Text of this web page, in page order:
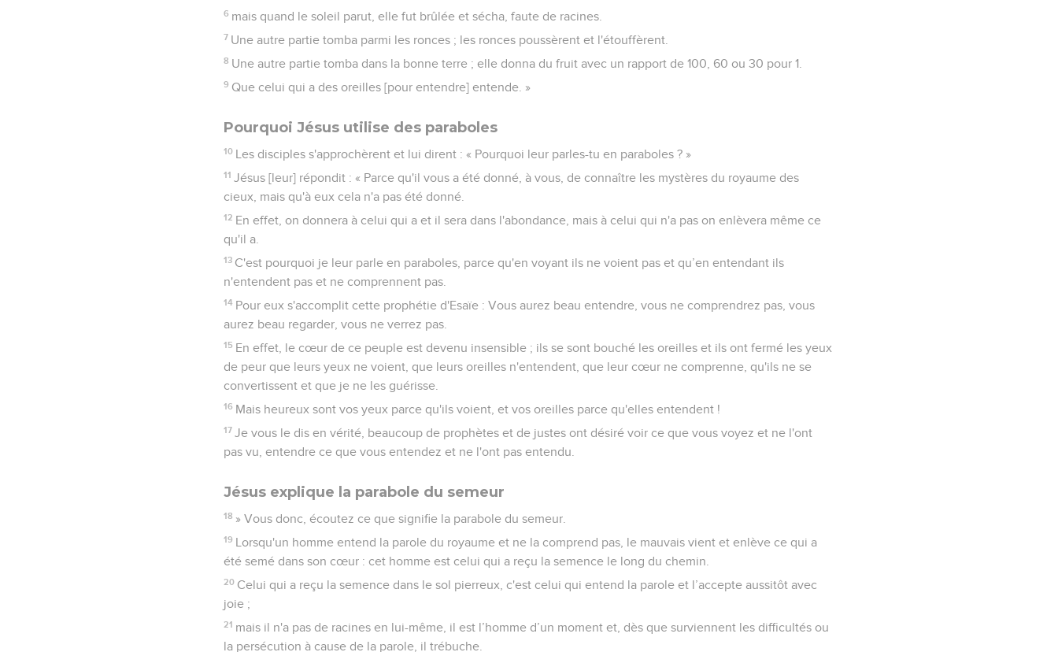
6 mais quand le soleil parut, elle fut brûlée et sécha, faute de racines.
7 Une autre partie tomba parmi les ronces ; les ronces poussèrent et l'étouffèrent.
8 Une autre partie tomba dans la bonne terre ; elle donna du fruit avec un rapport de 100, 60 ou 30 pour 1.
9 Que celui qui a des oreilles [pour entendre] entende. »
Pourquoi Jésus utilise des paraboles
10 Les disciples s'approchèrent et lui dirent : « Pourquoi leur parles-tu en paraboles ? »
11 Jésus [leur] répondit : « Parce qu'il vous a été donné, à vous, de connaître les mystères du royaume des
cieux, mais qu'à eux cela n'a pas été donné.
12 En effet, on donnera à celui qui a et il sera dans l'abondance, mais à celui qui n'a pas on enlèvera même ce
qu'il a.
13 C'est pourquoi je leur parle en paraboles, parce qu'en voyant ils ne voient pas et qu’en entendant ils
n'entendent pas et ne comprennent pas.
14 Pour eux s'accomplit cette prophétie d'Esaïe : Vous aurez beau entendre, vous ne comprendrez pas, vous
aurez beau regarder, vous ne verrez pas.
15 En effet, le cœur de ce peuple est devenu insensible ; ils se sont bouché les oreilles et ils ont fermé les yeux
de peur que leurs yeux ne voient, que leurs oreilles n'entendent, que leur cœur ne comprenne, qu'ils ne se
convertissent et que je ne les guérisse.
16 Mais heureux sont vos yeux parce qu'ils voient, et vos oreilles parce qu'elles entendent !
17 Je vous le dis en vérité, beaucoup de prophètes et de justes ont désiré voir ce que vous voyez et ne l'ont
pas vu, entendre ce que vous entendez et ne l'ont pas entendu.
Jésus explique la parabole du semeur
18 » Vous donc, écoutez ce que signifie la parabole du semeur.
19 Lorsqu'un homme entend la parole du royaume et ne la comprend pas, le mauvais vient et enlève ce qui a
été semé dans son cœur : cet homme est celui qui a reçu la semence le long du chemin.
20 Celui qui a reçu la semence dans le sol pierreux, c'est celui qui entend la parole et l’accepte aussitôt avec
joie ;
21 mais il n'a pas de racines en lui-même, il est l’homme d’un moment et, dès que surviennent les difficultés ou
la persécution à cause de la parole, il trébuche.